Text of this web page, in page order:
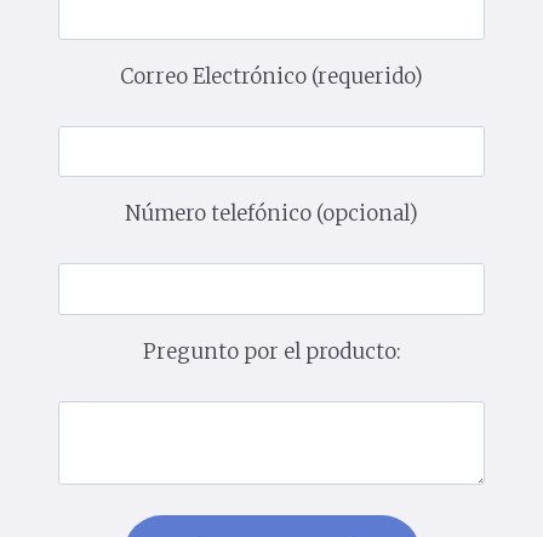
Correo Electrónico (requerido)
Número telefónico (opcional)
Pregunto por el producto: